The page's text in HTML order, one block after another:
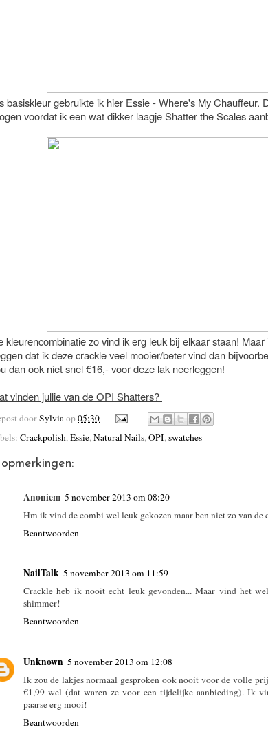
basiskleur gebruikte ik hier Essie - Where's My Chauffeur.
voordat ik een wat dikker laagje Shatter the Scales
kleurencombinatie zo vind ik erg leuk bij elkaar staan!
dat ik deze crackle veel mooier/beter vind dan
dan ook niet snel €16,- voor deze lak neerleggen!
vinden jullie van de OPI Shatters?
doorSylviaop05:30
Crackpolish,Essie,Natural Nails,OPI,swatches
Anoniem 5 november 2013 om 08:20
Hm ik vind de combi wel leuk gekozen maar ben niet zo van de
Beantwoorden
NailTalk 5 november 2013 om 11:59
Crackle heb ik nooit echt leuk gevonden... Maar vind het
shimmer!
Beantwoorden
Unknown 5 november 2013 om 12:08
Ik zou de lakjes normaal gesproken ook nooit voor de volle
€1,99 wel (dat waren ze voor een tijdelijke aanbieding). Ik
paarse erg mooi!
Beantwoorden